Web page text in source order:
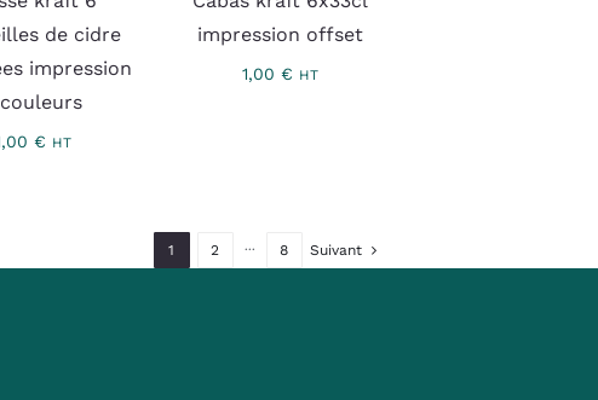
de cidre
impression
€ HT
impression offset
1,00€ HT
1 2 ··· 8 Suivant